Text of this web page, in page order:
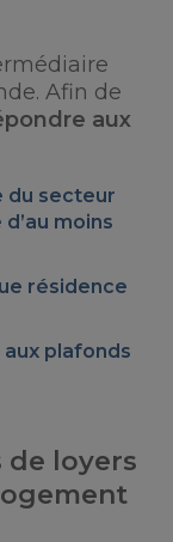
Afin de
aux
du secteur
moins
résidence
plafonds
de loyers